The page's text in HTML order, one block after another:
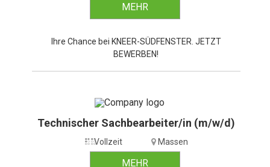
MEHR
Ihre Chance bei KNEER-SÜDFENSTER. JETZT
BEWERBEN!
Technischer Sachbearbeiter/in (m/w/d)
Vollzeit Massen
MEHR